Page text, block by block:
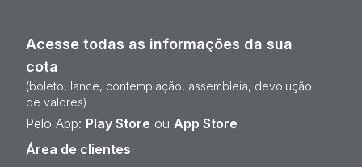
Acesse todas as informações da sua
cota
(boleto, lance, contemplação, assembleia, devolução
de valores)
Pelo App: Play Store ou App Store
Área de clientes